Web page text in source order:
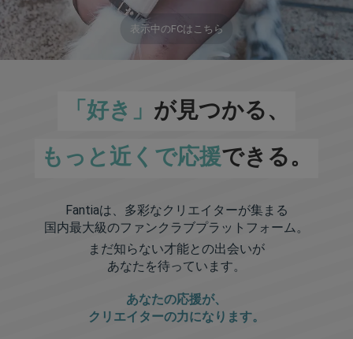
表示中のFCはこちら
「好き」 が見つかる、
もっと近くで応援できる。
Fantiaは、多彩なクリエイターが集まる
国内最大級のファンクラブプラットフォーム。
まだ知らない才能との出会いが
あなたを待っています。
あなたの応援が、
クリエイターの力になります。